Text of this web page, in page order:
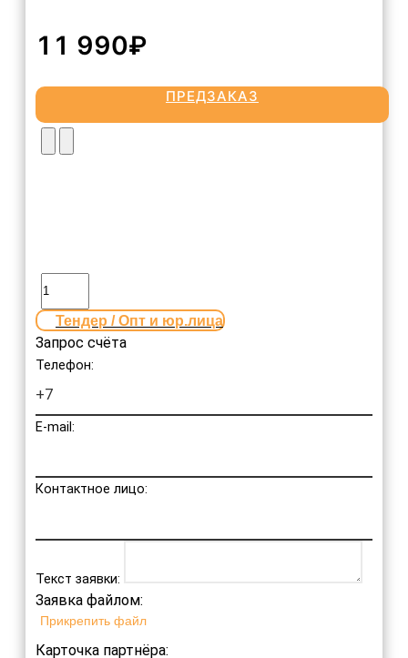
11 990₽
ПРЕДЗАКАЗ
Тендер / Опт и юр.лица
Запрос счёта
Телефон:
E-mail:
Контактное лицо:
Текст заявки:
Заявка файлом:
Прикрепить файл
Карточка партнёра: